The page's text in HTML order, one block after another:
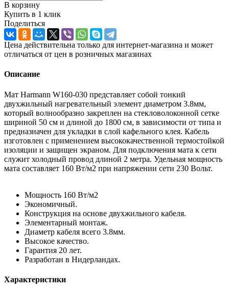
В корзину
Купить в 1 клик
Поделиться
Цена действительна только для интернет-магазина и может
отличаться от цен в розничных магазинах
Описание
Мат Harmann W160-030 представляет собой тонкий
двухжильный нагревательный элемент диаметром 3.8мм,
который волнообразно закреплен на стекловолоконной сетке
шириной 50 см и длиной до 1800 см, в зависимости от типа и
предназначен для укладки в слой кафельного клея. Кабель
изготовлен с применением высококачественной термостойкой
изоляции и защищен экраном. Для подключения мата к сети
служит холодный провод длиной 2 метра. Удельная мощность
мата составляет 160 Вт/м2 при напряжении сети 230 Вольт.
Мощность 160 Вт/м2
Экономичный.
Конструкция на основе двухжильного кабеля.
Элементарный монтаж.
Диаметр кабеля всего 3.8мм.
Высокое качество.
Гарантия 20 лет.
Разработан в Нидерландах.
Характеристики